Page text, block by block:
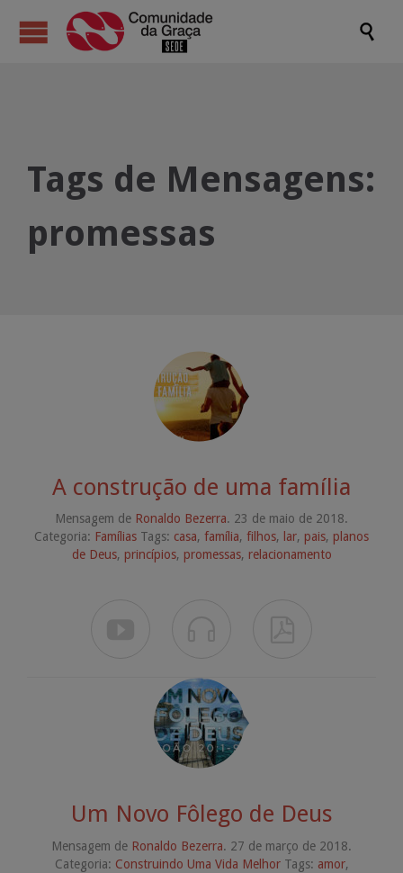

Tags de Mensagens:
promessas
A construção de uma família
Mensagem de Ronaldo Bezerra. 23 de maio de 2018.
Categoria: Famílias Tags: casa, família, filhos, lar, pais, planos
de Deus, princípios, promessas, relacionamento
Um Novo Fôlego de Deus
Mensagem de Ronaldo Bezerra. 27 de março de 2018.
Categoria: Construindo Uma Vida MelhorTags: amor,